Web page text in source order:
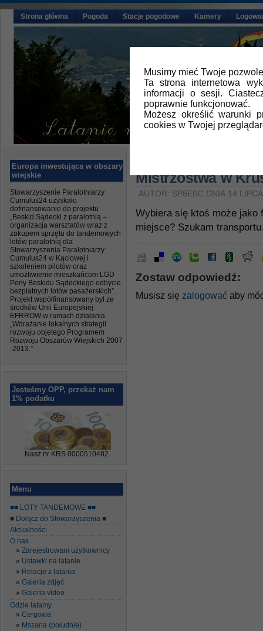
Musimy mieć Twoje
Ta strona internetowa
informacji o sesji.
poprawnie funkcjonować.
Możesz określić warunki
cookies w Twojej
Strona główna Pogoda Stacje pogodowe Kamery
Europa inwestująca w obszary
wiejskie
Stowarzyszenie Paralotniarzy
Cumulus24 uzyskało
dofinansowanie do projektu
„Beskid Sądecki z paralotnią –
organizacja warsztatów wraz z
zakupem sprzętu do tandemowych
lotów paralotnią dla
Stowarzyszenia Paralotniarzy
Cumulus24 w Kąclowej i
szkoleniem pilotów oraz
umożliwienie mieszkańcom LGD
Perły Beskidu Sądeckiego odbycie
bezpłatnych lotów pasażerskich”.
Projekt współfinansowany był ze
środków Unii Europejskiej
EFRROW w ramach działania
„Wdrażanie lokalnych strategii
rozwoju objętego Programem
Rozwoju Obszarów Wiejskich 2007
-2013.”
Jesteśmy OPP, przekaż nam
1% podatku
Nasz nr KRS 0000510482
Menu
■■ LOTY TANDEMOWE ■■
■ Dołącz do Stowarzyszenia ■
Aktualności
O nas
Zarejestrowani użytkownicy
Ustawki na latanie
Relacje z latania
Galeria zdjęć
Galeria video
Gdzie latamy
Cergowa
Mszana (południe)
Mistrzostwa w
AUTOR: SP8EBC DNIA 14
Wybiera się ktoś może jako
miejsce? Szukam
Zostaw odpowiedź:
Musisz się zalogować aby